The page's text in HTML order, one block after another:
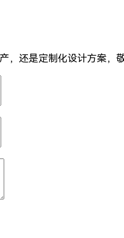
，还是定制化设计方案，